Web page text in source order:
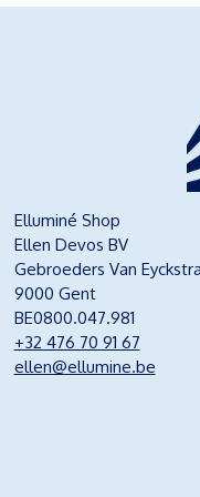
Elluminé Shop
Ellen Devos BV
Gebroeders Van
9000 Gent
BE0800.047.981
+32 476 70 91 67
ellen@ellumine.be